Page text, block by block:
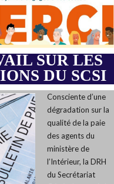
SUR LES
DU SCSI
Consciente d’une
dégradation sur la
qualité de la paie
des agents du
ministère de
l’Intérieur, la DRH
du Secrétariat